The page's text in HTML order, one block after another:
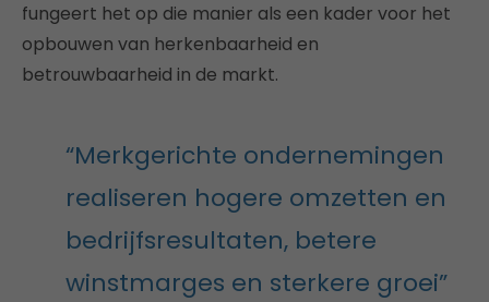
fungeert het op die manier als een kader voor het
opbouwen van herkenbaarheid en
betrouwbaarheid in de markt.
“Merkgerichte ondernemingen
realiseren hogere omzetten en
bedrijfsresultaten, betere
winstmarges en sterkere groei”